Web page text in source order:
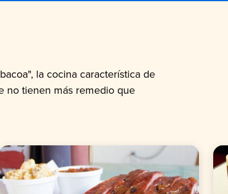
la cocina característica de
no tienen más remedio que